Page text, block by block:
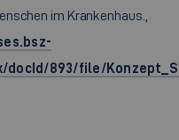
im Krankenhaus.,
docId/893/file/